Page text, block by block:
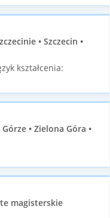
• Szczecin •
kształcenia:
• Zielona Góra •
magisterskie